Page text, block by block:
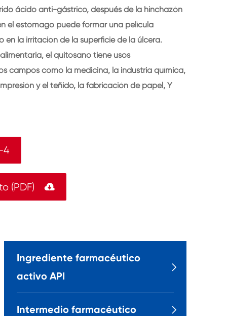
ácido anti-gástrico, después de la hinchazón
el estómago puede formar una película
la irritación de la superficie de la úlcera.
el quitosano tiene usos
campos como la medicina, la industria química,
y el teñido, la fabricación de papel, Y
4
(PDF) 
Ingrediente farmacéutico
activo API

Intermedio farmacéutico 